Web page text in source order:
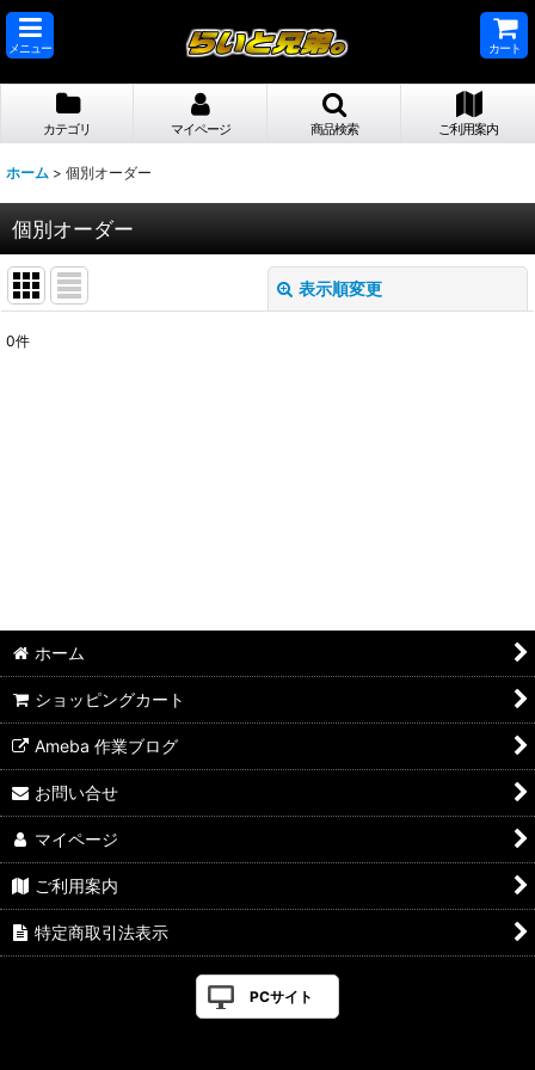
メニュー カート
カテゴリ マイページ 商品検索 ご利用案内
ホーム > 個別オーダー
個別オーダー
表示順変更
0件
ホーム
ショッピングカート
Ameba 作業ブログ
お問い合せ
マイページ
ご利用案内
特定商取引法表示
PCサイト